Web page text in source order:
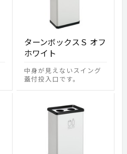
ターンボックスＳ オフ
ホワイト
中身が見えないスイング
蓋付投入口です。